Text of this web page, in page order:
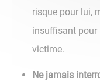
risque pour lui,
insuffisant pour
victime.
Ne jamais